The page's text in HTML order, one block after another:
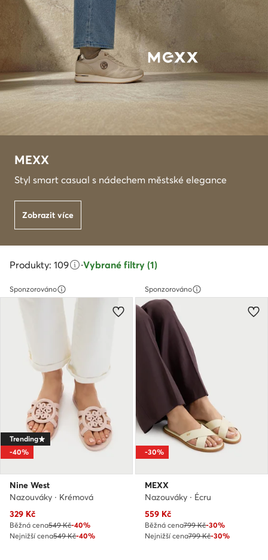
MEXX
Styl smart casual s nádechem městské elegance
Zobrazit více
Produkty: 109 ·Vybrané filtry (1)
Sponzorováno
Trending
-40%
Nine West
Nazouváky · Krémová
Aktuální cena
329 Kč
Běžná cena549 Kč-40%
Nejnižší cena549 Kč-40%
Sponzorováno
-30%
MEXX
Nazouváky · Écru
Aktuální cena
559 Kč
Běžná cena799 Kč-30%
Nejnižší cena799 Kč-30%